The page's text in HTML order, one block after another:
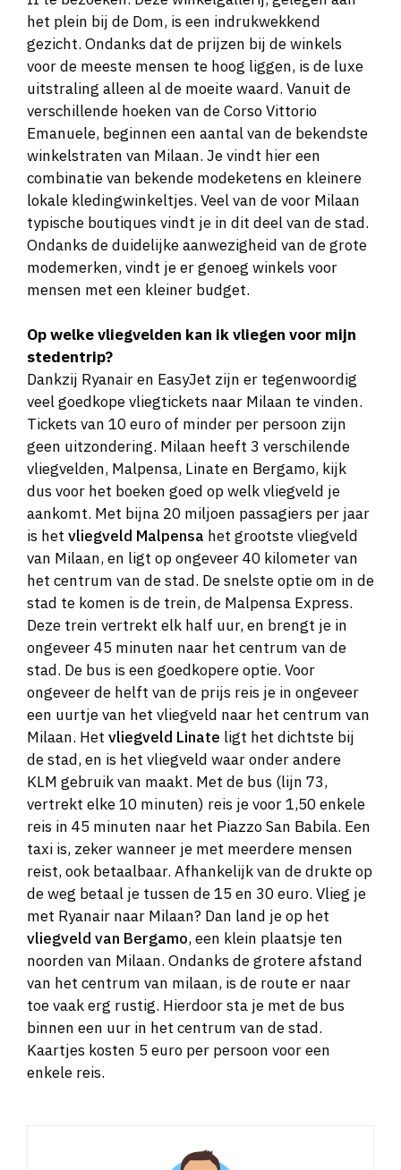
het plein bij de Dom, is een indrukwekkend
gezicht. Ondanks dat de prijzen bij de winkels
voor de meeste mensen te hoog liggen, is de luxe
uitstraling alleen al de moeite waard. Vanuit de
verschillende hoeken van de Corso Vittorio
Emanuele, beginnen een aantal van de bekendste
winkelstraten van Milaan. Je vindt hier een
combinatie van bekende modeketens en kleinere
lokale kledingwinkeltjes. Veel van de voor Milaan
typische boutiques vindt je in dit deel van de stad.
Ondanks de duidelijke aanwezigheid van de grote
modemerken, vindt je er genoeg winkels voor
mensen met een kleiner budget.
Op welke vliegvelden kan ik vliegen voor mijn
stedentrip?
Dankzij Ryanair en EasyJet zijn er tegenwoordig
veel goedkope vliegtickets naar Milaan te vinden.
Tickets van 10 euro of minder per persoon zijn
geen uitzondering. Milaan heeft 3 verschilende
vliegvelden, Malpensa, Linate en Bergamo, kijk
dus voor het boeken goed op welk vliegveld je
aankomt. Met bijna 20 miljoen passagiers per jaar
is het vliegveld Malpensa het grootste vliegveld
van Milaan, en ligt op ongeveer 40 kilometer van
het centrum van de stad. De snelste optie om in de
stad te komen is de trein, de Malpensa Express.
Deze trein vertrekt elk half uur, en brengt je in
ongeveer 45 minuten naar het centrum van de
stad. De bus is een goedkopere optie. Voor
ongeveer de helft van de prijs reis je in ongeveer
een uurtje van het vliegveld naar het centrum van
Milaan. Het vliegveld Linate ligt het dichtste bij
de stad, en is het vliegveld waar onder andere
KLM gebruik van maakt. Met de bus (lijn 73,
vertrekt elke 10 minuten) reis je voor 1,50 enkele
reis in 45 minuten naar het Piazzo San Babila. Een
taxi is, zeker wanneer je met meerdere mensen
reist, ook betaalbaar. Afhankelijk van de drukte op
de weg betaal je tussen de 15 en 30 euro. Vlieg je
met Ryanair naar Milaan? Dan land je op het
vliegveld van Bergamo, een klein plaatsje ten
noorden van Milaan. Ondanks de grotere afstand
van het centrum van milaan, is de route er naar
toe vaak erg rustig. Hierdoor sta je met de bus
binnen een uur in het centrum van de stad.
Kaartjes kosten 5 euro per persoon voor een
enkele reis.